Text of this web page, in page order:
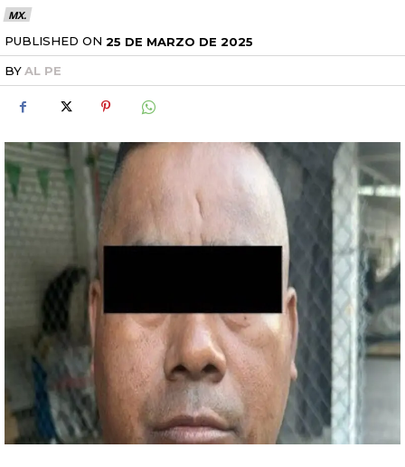
MX.
PUBLISHED ON 25 DE MARZO DE 2025
BYAL PE